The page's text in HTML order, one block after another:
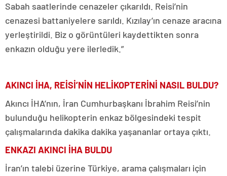
Sabah saatlerinde cenazeler çıkarıldı. Reisi’nin
cenazesi battaniyelere sarıldı. Kızılay’ın cenaze aracına
yerleştirildi. Biz o görüntüleri kaydettikten sonra
enkazın olduğu yere ilerledik.”
AKINCI İHA, REİSİ’NİN HELİKOPTERİNİ NASIL BULDU?
Akıncı İHA’nın, İran Cumhurbaşkanı İbrahim Reisi’nin
bulunduğu helikopterin enkaz bölgesindeki tespit
çalışmalarında dakika dakika yaşananlar ortaya çıktı.
ENKAZI AKINCI İHA BULDU
İran’ın talebi üzerine Türkiye, arama çalışmaları için